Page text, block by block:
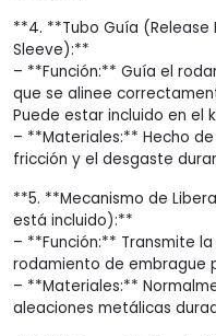
**4. **Tubo Guía (Release
Sleeve):**
– **Función:** Guía el
que se alinee
Puede estar incluido en el
– **Materiales:** Hecho
fricción y el desgaste
**5. **Mecanismo de
está incluido):**
– **Función:** Transmite
rodamiento de embrague
– **Materiales:**
aleaciones metálicas